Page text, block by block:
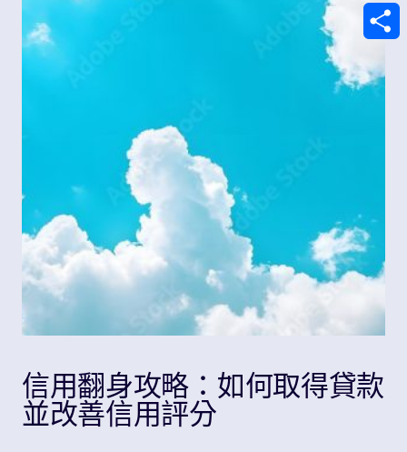
信用翻身攻略：如何取得貸款
並改善信用評分
Email